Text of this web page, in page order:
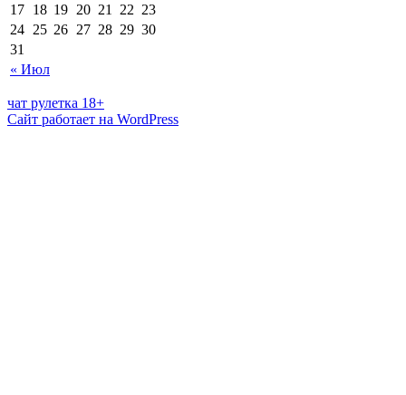
« Июл
17 18 19 20 21 22 23
24 25 26 27 28 29 30
31
чат рулетка 18+
Сайт работает на WordPress